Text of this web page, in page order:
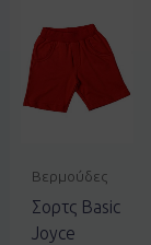
Βερμούδες
Σορτς Basic
Joyce